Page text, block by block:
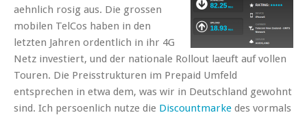
aehnlich rosig aus. Die grossen
mobilen TelCos haben in den
letzten Jahren ordentlich in ihr 4G
Netz investiert, und der nationale Rollout laeuft auf vollen
Touren. Die Preisstrukturen im Prepaid Umfeld
entsprechen in etwa dem, was wir in Deutschland gewohnt
sind. Ich persoenlich nutze die Discountmarke des vormals